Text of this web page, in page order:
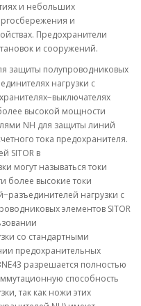
и небольших
и
Предохранители
и сооружений.
защиты полупроводниковых
нагрузки с
высокой мощности
NH для защиты линий
тока предохранителя.
SITOR в
могут называться токи
более высокие токи
нагрузки с
элементов SITOR
со стандартными
предохранительных
разрешается полностью
способность
так как ножи этих